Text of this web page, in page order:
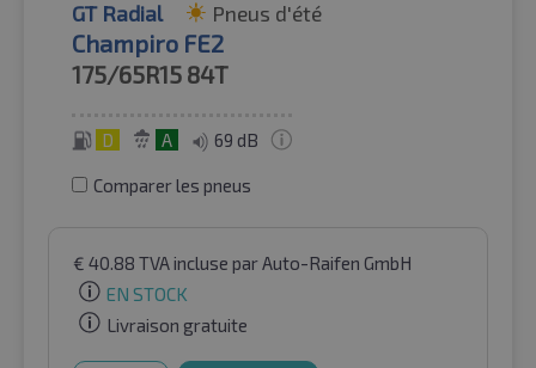
GT Radial Pneus d'été
Champiro FE2
175/65R15 84T
D A 69 dB
Comparer les pneus
€ 40.88 TVA incluse par Auto-Raifen GmbH
EN STOCK
Livraison gratuite